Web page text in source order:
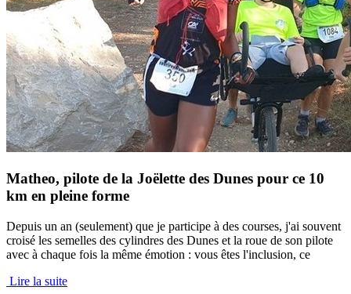
Matheo, pilote de la Joëlette des Dunes pour ce 10
km en pleine forme
Depuis un an (seulement) que je participe à des courses, j'ai souvent
croisé les semelles des cylindres des Dunes et la roue de son pilote
avec à chaque fois la même émotion : vous êtes l'inclusion, ce
Lire la suite